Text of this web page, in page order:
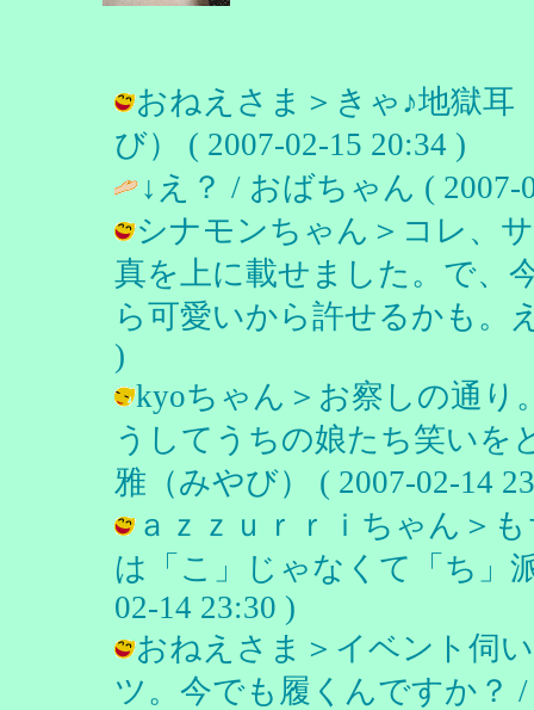
おねえさま＞きゃ♪地獄
び） ( 2007-02-15 20:34 )
↓え？ / おばちゃん ( 2007-
シナモンちゃん＞コレ、
真を上に載せました。で、
ら可愛いから許せるかも。
)
kyoちゃん＞お察しの通り
うしてうちの娘たち笑いを
雅（みやび） ( 2007-02-14
ａｚｚｕｒｒｉちゃん＞
は「こ」じゃなくて「ち」
02-14 23:30 )
おねえさま＞イベント伺
ツ。今でも履くんですか？ /